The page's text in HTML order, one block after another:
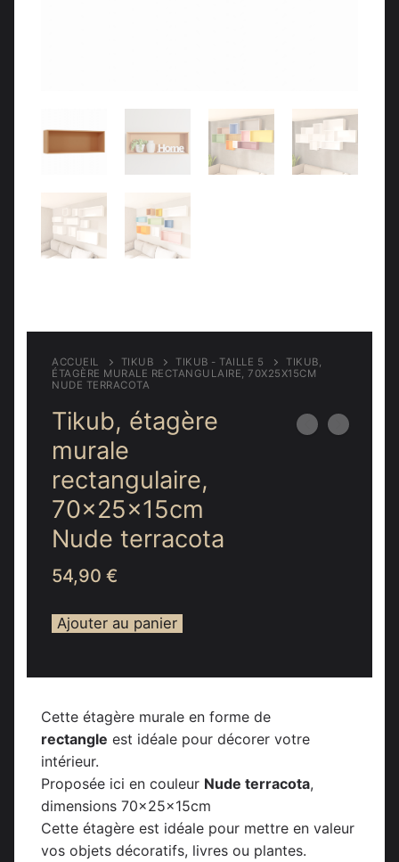
ACCUEIL TIKUB TIKUB - TAILLE 5
TIKUB,
ÉTAGÈRE MURALE RECTANGULAIRE, 70X25X15CM
NUDE TERRACOTA
Tikub, étagère
murale
rectangulaire,
70x25x15cm
Nude terracota
54,90 €
Ajouter au panier
Cette étagère murale en forme de
rectangle est idéale pour décorer votre
intérieur.
Proposée ici en couleur Nude terracota,
dimensions 70x25x15cm
Cette étagère est idéale pour mettre en valeur
vos objets décoratifs, livres ou plantes.